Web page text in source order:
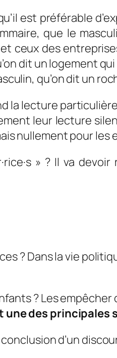
est préférable
que le
ceux des
dit un logement
qu’on dit un
la lecture
leur lecture
nullement pour
» ? Il va
? Dans la vie
? Les
une des principales
d’un